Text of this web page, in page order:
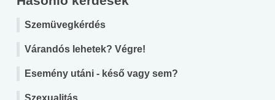
Szemüvegkérdés
Várandós lehetek? Végre!
Esemény utáni - késő vagy sem?
Szexualitás